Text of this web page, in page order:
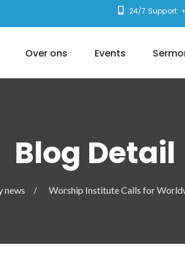
24/7 Support:
Over ons Events
Blog Detail
news Worship Institute Calls for